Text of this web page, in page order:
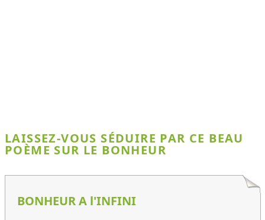
LAISSEZ-VOUS SÉDUIRE PAR CE BEAU
POÈME SUR LE BONHEUR
BONHEUR A l'INFINI